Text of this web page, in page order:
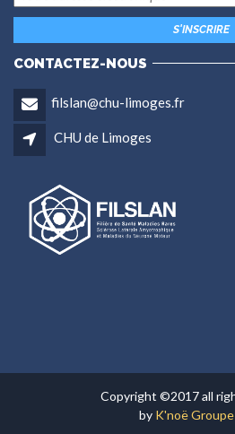
CONTACTEZ-NOUS
filslan@chu-limoges.fr
CHU de Limoges
Copyright ©2017 all
by K'noë